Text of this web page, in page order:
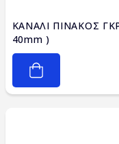
ΚΑΝΑΛΙ ΠΙΝΑΚΟΣ
40mm )